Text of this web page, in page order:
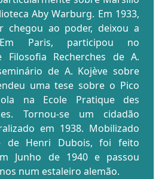
Aby Warburg. Em 1933,
chegou ao poder, deixou a
Em Paris, participou no
Filosofia Recherches de A.
de A. Kojève sobre
uma tese sobre o Pico
na Ecole Pratique des
Tornou-se um cidadão
em 1938. Mobilizado
de Henri Dubois, foi feito
Junho de 1940 e passou
num estaleiro alemão.